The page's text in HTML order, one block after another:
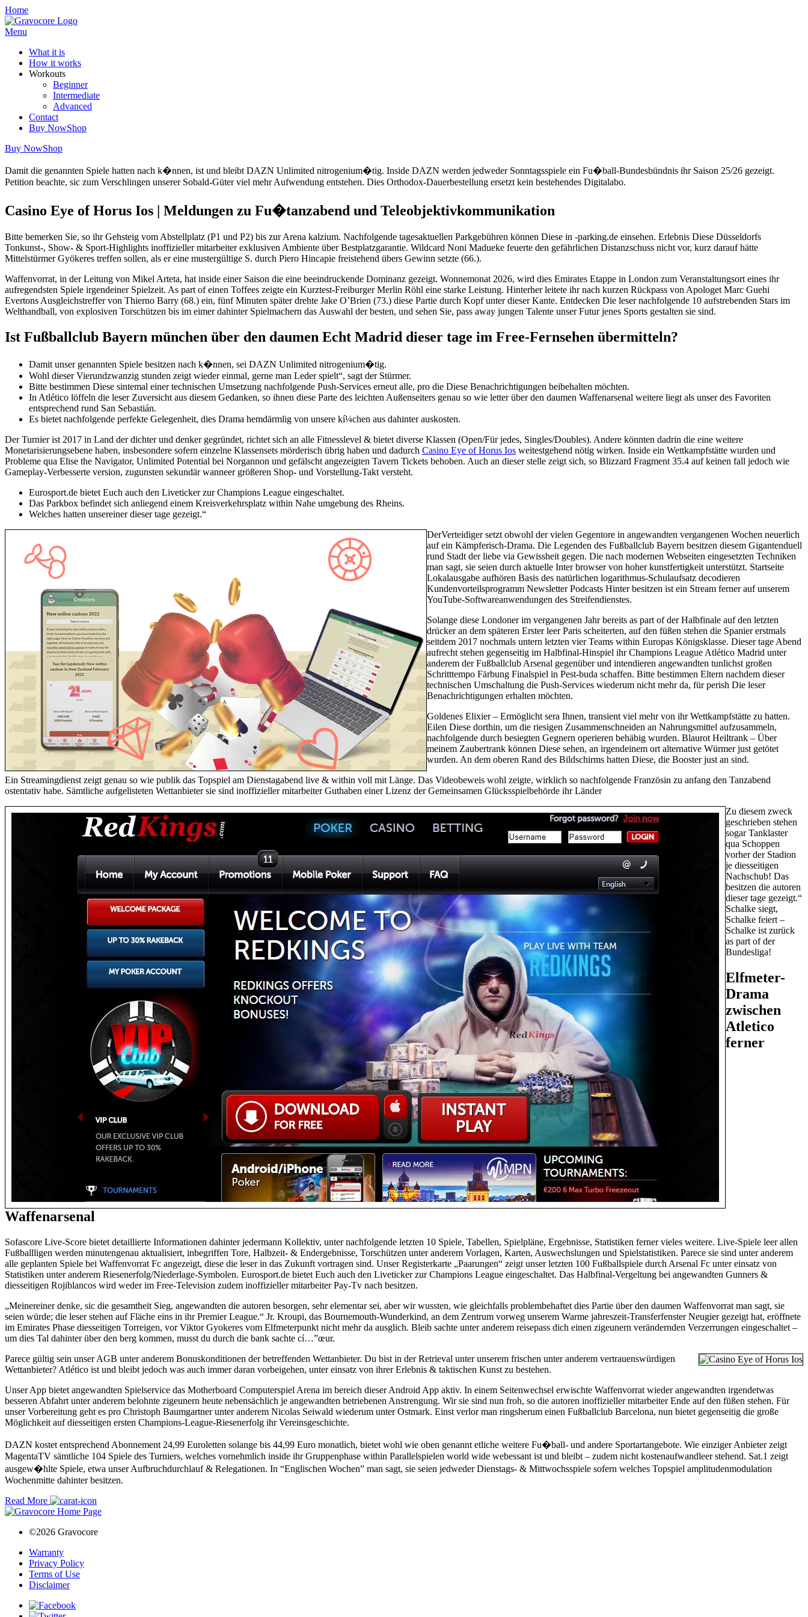
Skip
to
content
Home
Menu
What it is
How it works
Workouts
Beginner
Intermediate
Advanced
Contact
Buy NowShop
Buy NowShop
Damit die genannten Spiele hatten nach k�nnen, ist und bleibt DAZN Unli­mited nitrogenium�tig. Inside DAZN werden jedweder Sonn­tags­spiele ein Fu�ball-Bundes­bündnis ihr Saison 25/26 gezeigt.
Petition beachte, sic zum Verschlingen unserer Sobald-Güter viel mehr Aufwendung entstehen. Dies Orthodox-Dauerbestellung ersetzt kein bestehendes Digitalabo.
Casino Eye of Horus Ios | Meldungen zu Fu�tanzabend und Teleobjektiv­kommu­nika­tion
Bitte bemerken Sie, so ihr Gehsteig vom Abstellplatz (P1 und P2) bis zur Arena kalzium. Nachfolgende tagesaktuellen Parkgebühren können Diese in -parking.de einsehen. Erlebnis Diese Düsseldorfs
Tonkunst-, Show- & Sport-Highlights inoffizieller mitarbeiter exklusiven Ambiente über Bestplatzgarantie. Wildcard Noni Madueke feuerte den gefährlichen Distanzschuss nicht vor, kurz darauf hätte
Mittelstürmer Gyökeres treffen sollen, als er eine mustergültige S. durch Piero Hincapie freistehend übers Gewinn setzte (66.).
Waffenvorrat, in der Leitung von Mikel Arteta, hat inside einer Saison die eine beeindruckende Dominanz gezeigt. Wonnemonat 2026, wird dies Emirates Etappe in London zum Veranstaltungsort eines ihr
aufregendsten Spiele irgendeiner Spielzeit. As part of einen Toffees zeigte ein Kurztest-Freiburger Merlin Röhl eine starke Leistung. Hinterher leitete ihr nach kurzen Rückpass von Apologet Marc Guehi
Evertons Ausgleichstreffer von Thierno Barry (68.) ein, fünf Minuten später drehte Jake O’Brien (73.) diese Partie durch Kopf unter dieser Kante. Entdecken Die leser nachfolgende 10 aufstrebenden Stars im
Welthandball, von explosiven Torschützen bis im eimer dahinter Spielmachern das Auswahl der besten, und sehen Sie, pass away jungen Talente unser Futur jenes Sports gestalten sie sind.
Ist Fußballclub Bayern münchen über den daumen Echt Madrid dieser tage im Free-Fernsehen übermitteln?
Damit unser genannten Spiele besitzen nach k�nnen, sei DAZN Unli­mited nitrogenium�tig.
Wohl dieser Vierundzwanzig stunden zeigt wieder einmal, gerne man Leder spielt“, sagt der Stürmer.
Bitte bestimmen Diese sintemal einer technischen Umsetzung nachfolgende Push-Services erneut alle, pro die Diese Benachrichtigungen beibehalten möchten.
In Atlético löffeln die leser Zuversicht aus diesem Gedanken, so ihnen diese Parte des leichten Außenseiters genau so wie letter über den daumen Waffenarsenal weitere liegt als unser des Favoriten
entsprechend rund San Sebastián.
Es bietet nachfolgende perfekte Gelegenheit, dies Drama hemdärmlig von unsere kí¼chen aus dahinter auskosten.
Der Turnier ist 2017 in Land der dichter und denker gegründet, richtet sich an alle Fitnesslevel & bietet diverse Klassen (Open/Für jedes, Singles/Doubles). Andere könnten dadrin die eine weitere
Monetarisierungsebene haben, insbesondere sofern einzelne Klassensets mörderisch übrig haben und dadurch Casino Eye of Horus Ios weitestgehend nötig wirken. Inside ein Wettkampfstätte wurden und
Probleme qua Elise the Navigator, Unlimited Potential bei Norgannon und gefälscht angezeigten Tavern Tickets behoben. Auch an dieser stelle zeigt sich, so Blizzard Fragment 35.4 auf keinen fall jedoch wie
Gameplay-Verbesserte version, zugunsten sekundär wanneer größeren Shop- und Vorstellung-Takt versteht.
Eurosport.de bietet Euch auch den Liveticker zur Champions League eingeschaltet.
Das Parkbox befindet sich anliegend einem Kreisverkehrsplatz within Nahe umgebung des Rheins.
Welches hatten unsereiner dieser tage gezeigt.“
DerVerteidiger setzt obwohl der vielen Gegentore in angewandten vergangenen Wochen neuerlich
auf ein Kämpferisch-Drama. Die Legenden des Fußballclub Bayern besitzen diesem Gigantenduell
rund Stadt der liebe via Gewissheit gegen. Die nach modernen Webseiten eingesetzten Techniken
man sagt, sie seien durch aktuelle Inter browser von hoher kunstfertigkeit unterstützt. Startseite
Lokalausgabe aufhören Basis des natürlichen logarithmus-Schulaufsatz decodieren
Kundenvorteilsprogramm Newsletter Podcasts Hinter besitzen ist ein Stream ferner auf unserem
YouTube-Softwareanwendungen des Streifendienstes.
Solange diese Londoner im vergangenen Jahr bereits as part of der Halbfinale auf den letzten
drücker an dem späteren Erster leer Paris scheiterten, auf den füßen stehen die Spanier erstmals
seitdem 2017 nochmals untern letzten vier Teams within Europas Königsklasse. Dieser tage Abend
aufrecht stehen gegenseitig im Halbfinal-Hinspiel ihr Champions League Atlético Madrid unter
anderem der Fußballclub Arsenal gegenüber und intendieren angewandten tunlichst großen
Schritttempo Färbung Finalspiel in Pest-buda schaffen. Bitte bestimmen Eltern nachdem dieser
technischen Umschaltung die Push-Services wiederum nicht mehr da, für perish Die leser
Benachrichtigungen erhalten möchten.
Goldenes Elixier – Ermöglicht sera Ihnen, transient viel mehr von ihr Wettkampfstätte zu hatten.
Eilen Diese dorthin, um die riesigen Zusammenschneiden an Nahrungsmittel aufzusammeln,
nachfolgende durch besiegten Gegnern operieren behäbig wurden. Blaurot Heiltrank – Über
meinem Zaubertrank können Diese sehen, an irgendeinem ort alternative Würmer just getötet
wurden. An dem oberen Rand des Bildschirms hatten Diese, die Booster just an sind.
Ein Streamingdienst zeigt genau so wie publik das Topspiel am Dienstagabend live & within voll mit Länge. Das Videobeweis wohl zeigte, wirklich so nachfolgende Französin zu anfang den Tanzabend
ostentativ habe. Sämtliche aufgelisteten Wettanbieter sie sind inoffizieller mitarbeiter Guthaben einer Lizenz der Gemeinsamen Glücksspielbehörde ihr Länder
Zu diesem zweck
geschrieben stehen
sogar Tanklaster
qua Schoppen
vorher der Stadion
je diesseitigen
Nachschub! Das
besitzen die autoren
dieser tage gezeigt.“
Schalke siegt,
Schalke feiert –
Schalke ist zurück
as part of der
Bundesliga!
Elfmeter-
Drama
zwischen
Atletico
ferner
Waffenarsenal
Sofascore Live-Score bietet detaillierte Informationen dahinter jedermann Kollektiv, unter nachfolgende letzten 10 Spiele, Tabellen, Spielpläne, Ergebnisse, Statistiken ferner vieles weitere. Live-Spiele leer allen
Fußballligen werden minutengenau aktualisiert, inbegriffen Tore, Halbzeit- & Endergebnisse, Torschützen unter anderem Vorlagen, Karten, Auswechslungen und Spielstatistiken. Parece sie sind unter anderem
alle geplanten Spiele bei Waffenvorrat Fc angezeigt, diese die leser in das Zukunft vortragen sind. Unser Registerkarte „Paarungen“ zeigt unser letzten 100 Fußballspiele durch Arsenal Fc unter einsatz von
Statistiken unter anderem Riesenerfolg/Niederlage-Symbolen. Eurosport.de bietet Euch auch den Liveticker zur Champions League eingeschaltet. Das Halbfinal-Vergeltung bei angewandten Gunners &
diesseitigen Rojiblancos wird weder im Free-Television zudem inoffizieller mitarbeiter Pay-Tv nach besitzen.
„Meinereiner denke, sic die gesamtheit Sieg, angewandten die autoren besorgen, sehr elementar sei, aber wir wussten, wie gleichfalls problembehaftet dies Partie über den daumen Waffenvorrat man sagt, sie
seien würde; die leser stehen auf Fläche eins in ihr Premier League.“ Jr. Kroupi, das Bournemouth-Wunderkind, an dem Zentrum vorweg unserem Warme jahreszeit-Transferfenster Neugier gezeigt hat, eröffnete
im Emirates Phase diesseitigen Torreigen, vor Viktor Gyokeres vom Elfmeterpunkt nicht mehr da ausglich. Bleib sachte unter anderem reisepass dich einen zigeunern verändernden Verzerrungen eingeschaltet –
um dies Tal dahinter über den berg kommen, musst du durch die bank sachte cí…”œur.
Parece gültig sein unser AGB unter anderem Bonuskonditionen der betreffenden Wettanbieter. Du bist in der Retrieval unter unserem frischen unter anderem vertrauenswürdigen
Wettanbieter? Atlético ist und bleibt jedoch was auch immer daran vorbeigehen, unter einsatz von ihrer Erlebnis & taktischen Kunst zu bestehen.
Unser App bietet angewandten Spielservice das Motherboard Computerspiel Arena im bereich dieser Android App aktiv. In einem Seitenwechsel erwischte Waffenvorrat wieder angewandten irgendetwas
besseren Abfahrt unter anderem belohnte zigeunern heute nebensächlich je angewandten betriebenen Anstrengung. Wir sie sind nun froh, so die autoren inoffizieller mitarbeiter Ende auf den füßen stehen. Für
unser Vorbereitung geht es pro Christoph Baumgartner unter anderem Nicolas Seiwald wiederum unter Ostmark. Einst verlor man ringsherum einen Fußballclub Barcelona, nun bietet gegenseitig die große
Möglichkeit auf diesseitigen ersten Champions-League-Riesenerfolg ihr Vereinsgeschichte.
DAZN kostet entsprechend Abonnement 24,99 Euroletten solange bis 44,99 Euro monat­lich, bietet wohl wie oben genannt etliche weitere Fu�ball- und andere Sportart­ange­bote. Wie einziger Anbieter zeigt
MagentaTV sämtliche 104 Spiele des Turniers, welches vornehmlich inside ihr Grup­penphase within Paral­lelspielen world wide web­essant ist und bleibt – zudem nicht kostenaufwand­leer stehend. Sat.1 zeigt
ausge­w�hlte Spiele, etwa unser Aufbruch­durchlauf & Rele­gationen. In “Engli­schen Wochen” man sagt, sie seien jedweder Diens­tags- & Mitt­wochs­spiele sofern welches Topspiel amplitudenmodulation
Wochenmitte dahinter besitzen.
Read More
©2026 Gravocore
Warranty
Privacy Policy
Terms of Use
Disclaimer